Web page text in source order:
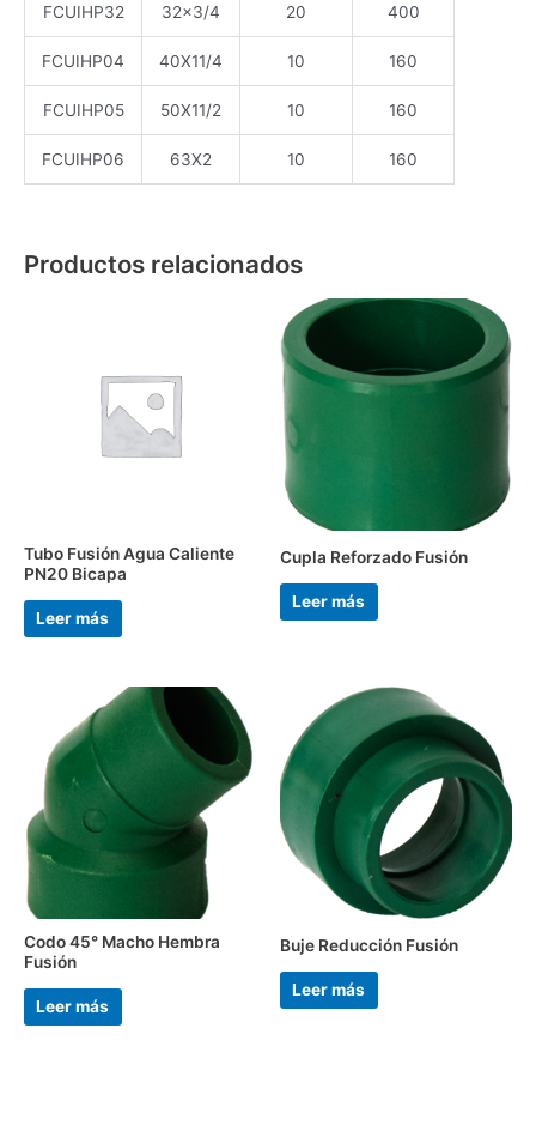
FCUIHP32 32×3/4 20 400
FCUIHP04 40X11/4 10 160
FCUIHP05 50X11/2 10 160
FCUIHP06 63X2 10 160
Productos relacionados
Tubo Fusión Agua Caliente
PN20 Bicapa
Leer más
Cupla Reforzado Fusión
Leer más
Codo 45° Macho Hembra
Fusión
Leer más
Buje Reducción Fusión
Leer más